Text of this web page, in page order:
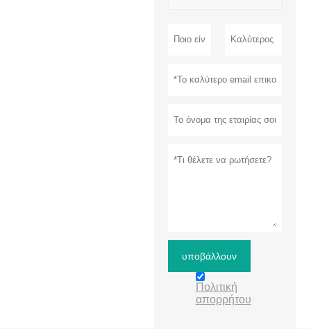
υποβάλλουν
Πολιτική
απορρήτου